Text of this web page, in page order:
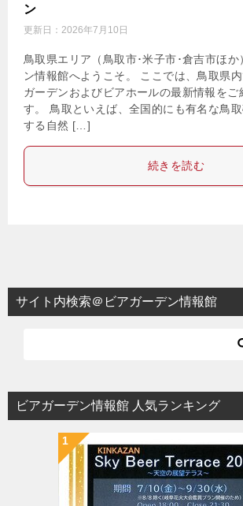
ン
更新日： 2026年7月10日
鳥取県エリア（鳥取市･米子市･倉吉市ほ
ン情報館へようこそ。 ここでは、鳥取県
ガーデンおよびビアホールの最新情報をご
す。 鳥取といえば、全国的にも有名な鳥
する自然 […]
続きを読む
サイト内検索＠ビアガーデン情報館
ビアガーデン情報館 人気ランキング